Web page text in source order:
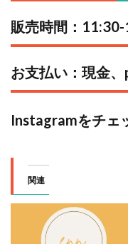
販売時間：
お支払い：現金
Instagramをチェ
関連